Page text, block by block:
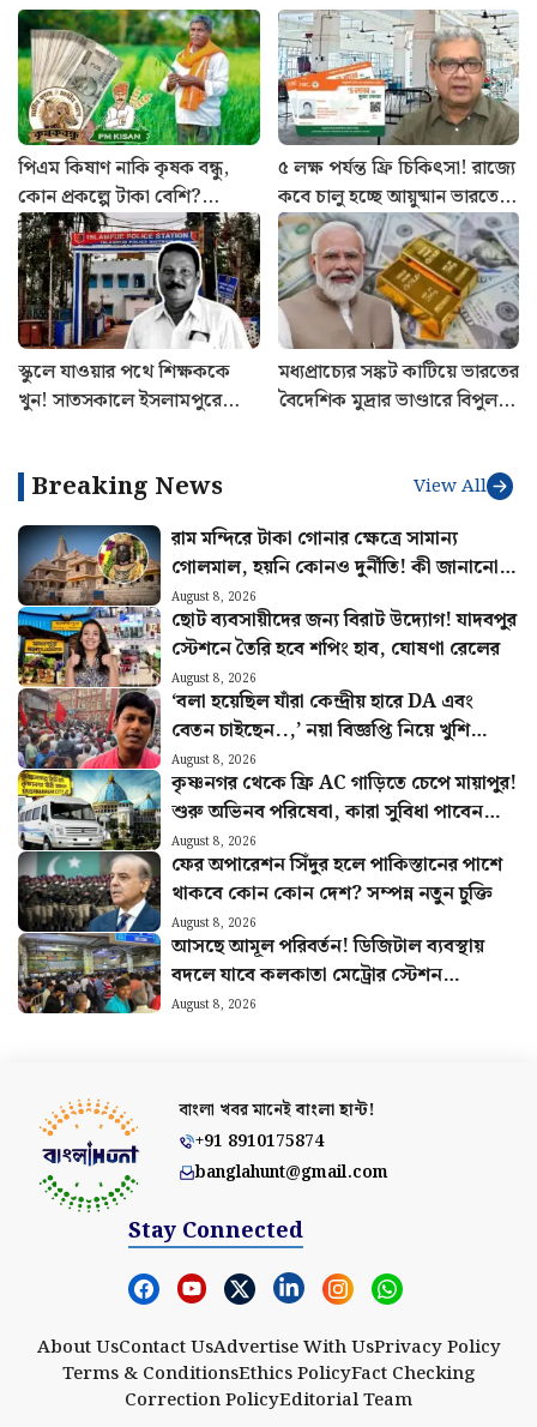
পিএম কিষাণ নাকি কৃষক বন্ধু,
কোন প্রকল্পে টাকা বেশি?
কোনটায় বেশি সুবিধা জানুন
৫ লক্ষ পর্যন্ত ফ্রি চিকিৎসা! রাজ্যে
কবে চালু হচ্ছে আয়ুষ্মান ভারতের
পরিষেবা? জানালেন স্বাস্থ্যমন্ত্রী
স্কুলে যাওয়ার পথে শিক্ষককে
খুন! সাতসকালে ইসলামপুরে
মধ্যপ্রাচ্যের সঙ্কট কাটিয়ে ভারতের
বৈদেশিক মুদ্রার ভাণ্ডারে বিপুল
Breaking News View All
রাম মন্দিরে টাকা গোনার ক্ষেত্রে সামান্য
গোলমাল, হয়নি কোনও দুর্নীতি! কী জানানো
হল অডিট রিপোর্টে?
August 8, 2026
ছোট ব্যবসায়ীদের জন্য বিরাট উদ্যোগ! যাদবপুর
স্টেশনে তৈরি হবে শপিং হাব, ঘোষণা রেলের
August 8, 2026
‘বলা হয়েছিল যাঁরা কেন্দ্রীয় হারে DA এবং
বেতন চাইছেন..,’ নয়া বিজ্ঞপ্তি নিয়ে খুশি
সংগ্রামী যৌথ মঞ্চ
August 8, 2026
কৃষ্ণনগর থেকে ফ্রি AC গাড়িতে চেপে মায়াপুর!
শুরু অভিনব পরিষেবা, কারা সুবিধা পাবেন
জানুন
August 8, 2026
ফের অপারেশন সিঁদুর হলে পাকিস্তানের পাশে
থাকবে কোন কোন দেশ? সম্পন্ন নতুন চুক্তি
August 8, 2026
আসছে আমূল পরিবর্তন! ডিজিটাল ব্যবস্থায়
বদলে যাবে কলকাতা মেট্রোর স্টেশন
পরিচালনা
August 8, 2026
বাংলা খবর মানেইবাংলা হান্ট!
+91 8910175874
banglahunt@gmail.com
Stay Connected
About UsContact UsAdvertise With UsPrivacy Policy
Terms & ConditionsEthics PolicyFact Checking
Correction PolicyEditorial Team